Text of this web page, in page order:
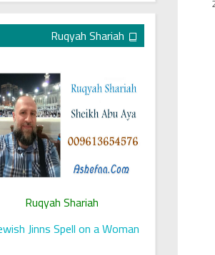
Ruqyah Shariah
That Caused Memory
Loss for Three Years